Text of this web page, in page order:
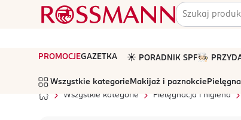
PROMOCJEGAZETKA ☀️ PORADNIK SPF🧑🏻‍🍳
Wszystkie kategorie Makijaż i paznokcie
Wszystkie kategorie
Pielęgnacja i higiena